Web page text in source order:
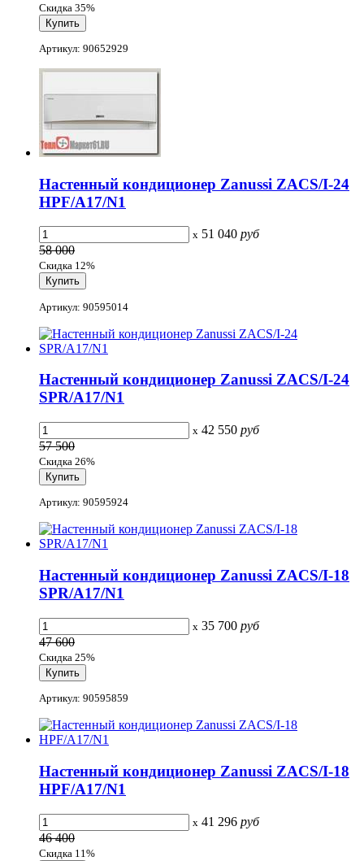
Скидка 35%
Артикул: 90652929
Настенный кондиционер Zanussi ZACS/I-24
HPF/A17/N1
x 51 040 руб
58 000
Скидка 12%
Артикул: 90595014
Настенный кондиционер Zanussi ZACS/I-24
SPR/A17/N1
x 42 550 руб
57 500
Скидка 26%
Артикул: 90595924
Настенный кондиционер Zanussi ZACS/I-18
SPR/A17/N1
x 35 700 руб
47 600
Скидка 25%
Артикул: 90595859
Настенный кондиционер Zanussi ZACS/I-18
HPF/A17/N1
x 41 296 руб
46 400
Скидка 11%